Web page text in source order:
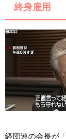
終身雇用
経団連の会長が